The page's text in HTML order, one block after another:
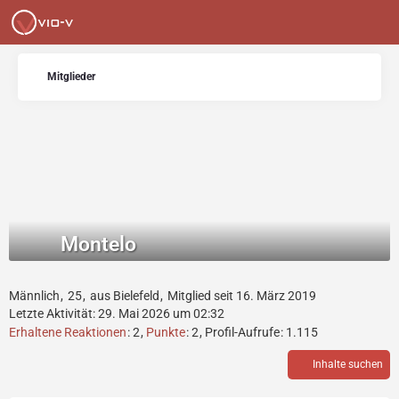
Mitglieder
Montelo
Männlich 25 aus Bielefeld
Mitglied seit 16. März 2019
Letzte Aktivität:29. Mai 2026 um 02:32
Erhaltene Reaktionen 2 Punkte 2 Profil-Aufrufe 1.115
Inhalte suchen